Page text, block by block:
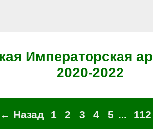
Императорская
2020-2022
← Назад 1 2 3 4 5 ...
112